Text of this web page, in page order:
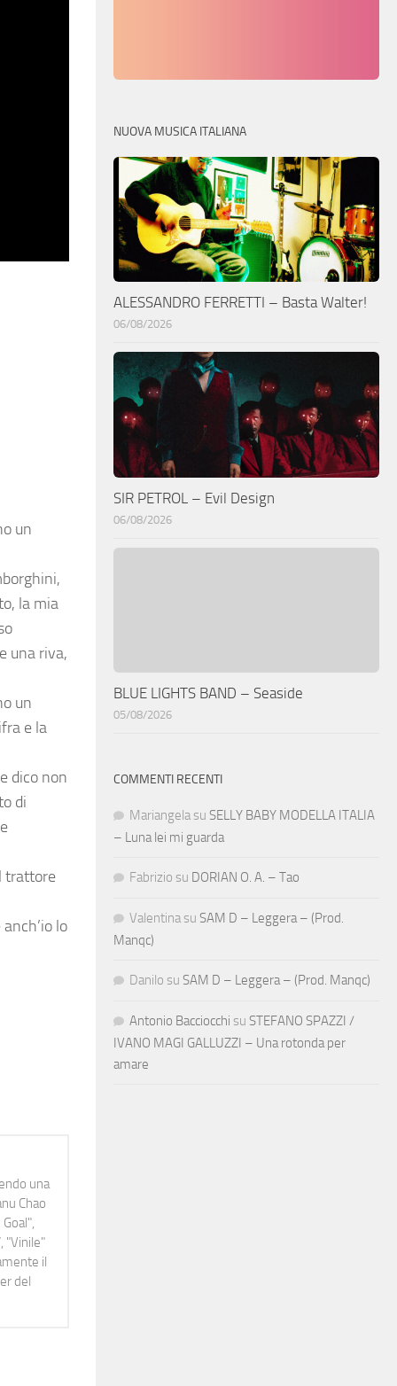
un
la mia
una riva,
un
e la
dico non
di
trattore
lo
una
Chao
"Vinile"
il
del
NUOVA MUSICA ITALIANA
ALESSANDRO FERRETTI – Basta Walter!
06/08/2026
SIR PETROL – Evil Design
06/08/2026
BLUE LIGHTS BAND – Seaside
05/08/2026
COMMENTI RECENTI
Mariangela su SELLY BABY MODELLA ITALIA
– Luna lei mi guarda
Fabrizio su DORIAN O. A. – Tao
Valentina su SAM D – Leggera – (Prod.
Manqc)
Danilo su SAM D – Leggera – (Prod. Manqc)
Antonio Bacciocchi su STEFANO SPAZZI /
IVANO MAGI GALLUZZI – Una rotonda per
amare